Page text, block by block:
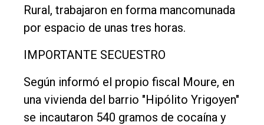
Rural, trabajaron en forma mancomunada
por espacio de unas tres horas.
IMPORTANTE SECUESTRO
Según informó el propio fiscal Moure, en
una vivienda del barrio "Hipólito Yrigoyen"
se incautaron 540 gramos de cocaína y